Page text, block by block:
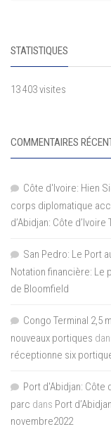
STATISTIQUES
13 403 visites
COMMENTAIRES
Côte d'Ivoire: Hien
corps diplomatique
d’Abidjan: Côte
San Pedro: Le Port
Notation financière: Le
de Bloomfield
Congo Terminal 2,5
nouveaux portiques
réceptionne six
Port d'Abidjan: Côte
parc dans Port
novembre2022